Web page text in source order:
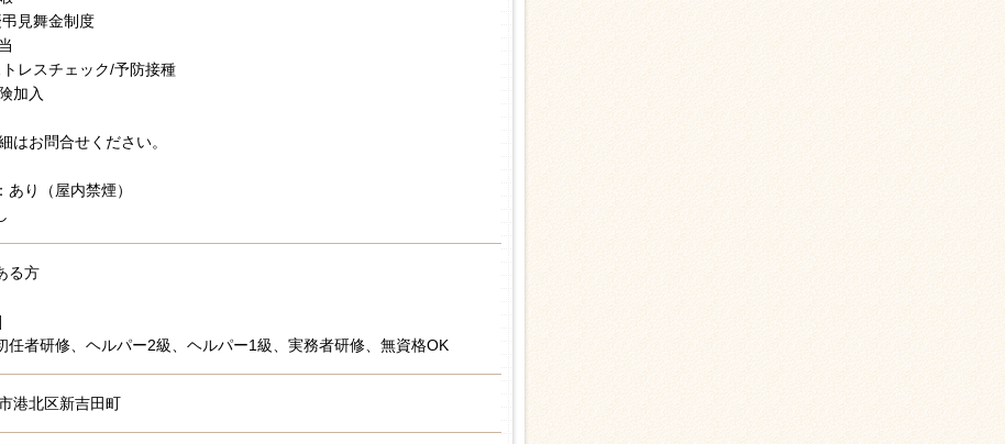
弔見舞金制度
トレスチェック/予防接種
加入
はお問合せください。
り（屋内禁煙）
る方
任者研修、ヘルパー2級、ヘルパー1級、実務者研修、無資格OK
港北区新吉田町